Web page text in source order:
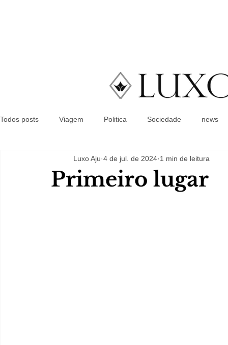
Todos posts Viagem Politica Sociedade news
Primeiro lugar
Luxo Aju 4 de jul. de 2024 1 min de leitura